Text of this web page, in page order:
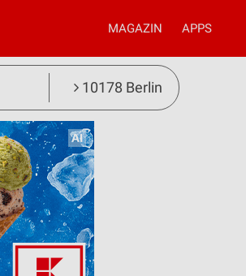
MAGAZIN APPS
10178 Berlin